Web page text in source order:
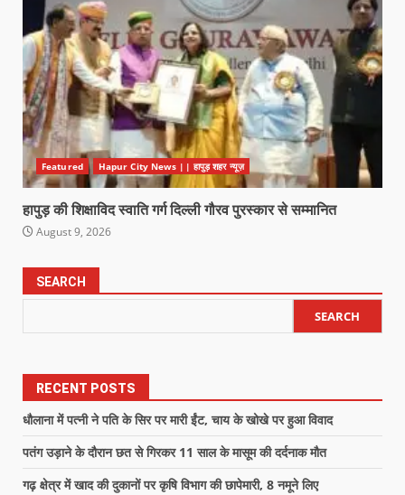
Featured Hapur City News || हापुड़ शहर न्यूज़
हापुड़ की शिक्षाविद स्वाति गर्ग दिल्ली गौरव पुरस्कार से सम्मानित
August 9, 2026
SEARCH
SEARCH
RECENT POSTS
धौलाना में पत्नी ने पति के सिर पर मारी ईंट, चाय के खोखे पर हुआ विवाद
पतंग उड़ाने के दौरान छत से गिरकर 11 साल के मासूम की दर्दनाक मौत
गढ़ क्षेत्र में खाद की दुकानों पर कृषि विभाग की छापेमारी, 8 नमूने लिए